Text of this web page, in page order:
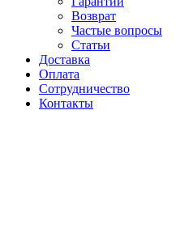
Возврат
Частые вопросы
Статьи
Доставка
Оплата
Сотрудничество
Контакты